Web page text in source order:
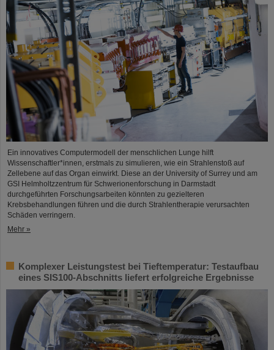
Ein innovatives Computermodell der menschlichen Lunge hilft
Wissenschaftler*innen, erstmals zu simulieren, wie ein Strahlenstoß auf
Zellebene auf das Organ einwirkt. Diese an der University of Surrey und am
GSI Helmholtzzentrum für Schwerionenforschung in Darmstadt
durchgeführten Forschungsarbeiten könnten zu gezielteren
Krebsbehandlungen führen und die durch Strahlentherapie verursachten
Schäden verringern.
Mehr »
Komplexer Leistungstest bei Tieftemperatur: Testaufbau
eines SIS100-Abschnitts liefert erfolgreiche Ergebnisse